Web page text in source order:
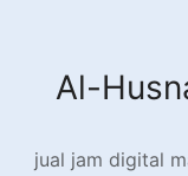
Al-
jual jam digital